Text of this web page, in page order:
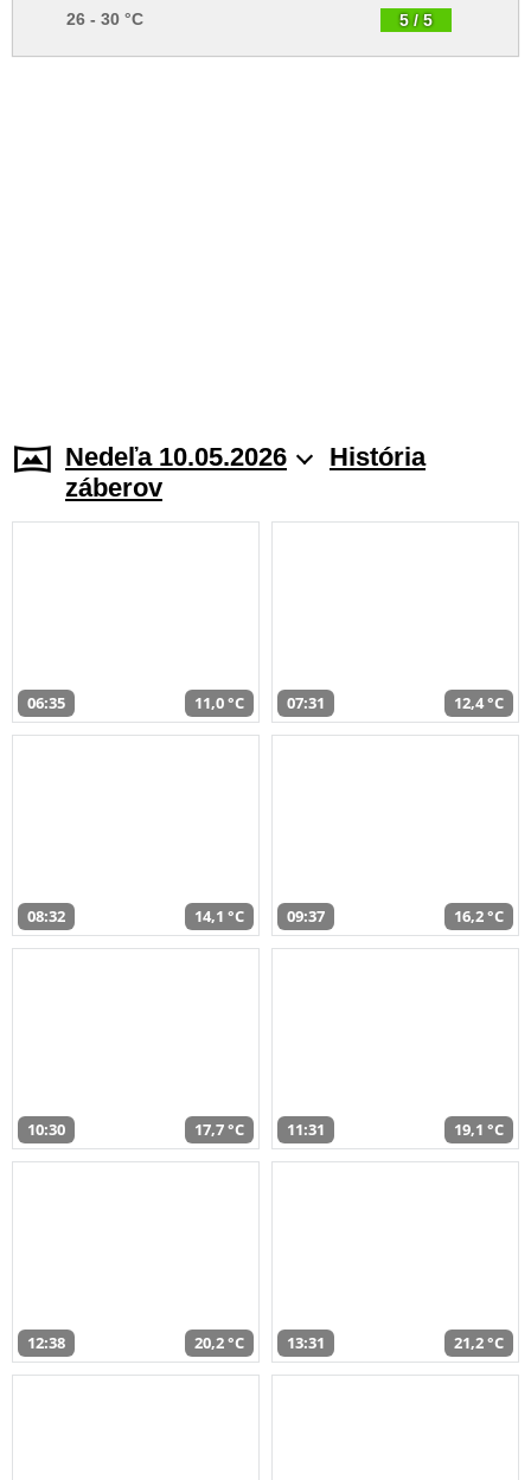
5 / 5
26 - 30 °C
Nedeľa 10.05.2026
História
záberov
06:35 11,0 °C 07:31 12,4 °C
08:32 14,1 °C 09:37 16,2 °C
10:30 17,7 °C 11:31 19,1 °C
12:38 20,2 °C 13:31 21,2 °C